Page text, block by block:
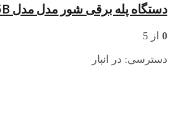
دستگاه پله برقی شور مدل مدل ET15B
0 از 5
دسترسی: در انبار